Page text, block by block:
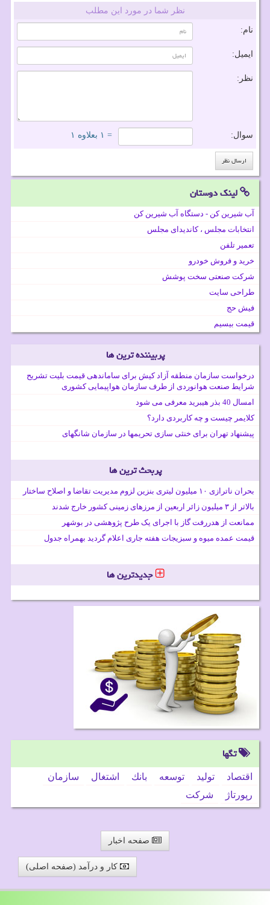
نظر شما در مورد این مطلب
نام:
ایمیل:
نظر:
سوال: = ۱ بعلاوه ۱
لینک دوستان
آب شیرین کن - دستگاه آب شیرین کن
انتخابات مجلس ، کاندیدای مجلس
تعمیر تلفن
خرید و فروش خودرو
شرکت صنعتی سخت پوشش
طراحی سایت
فیش حج
قیمت بیسیم
پربیننده ترین ها
درخواست سازمان منطقه آزاد کیش برای ساماندهی قیمت بلیت تشریح
شرایط صنعت هوانوردی از طرف سازمان هواپیمایی کشوری
امسال 40 بذر هیبرید معرفی می شود
کلایمر چیست و چه کاربردی دارد؟
پیشنهاد تهران برای خنثی سازی تحریمها در سازمان شانگهای
پربحث ترین ها
بحران ناترازی ۱۰ میلیون لیتری بنزین لزوم مدیریت تقاضا و اصلاح ساختار
بالاتر از ۳ میلیون زائر اربعین از مرزهای زمینی کشور خارج شدند
ممانعت از هدررفت گاز با اجرای یک طرح پژوهشی در بوشهر
قیمت عمده میوه و سبزیجات هفته جاری اعلام گردید بهمراه جدول
جدیدترین ها
تگها
اقتصاد تولید توسعه بانك اشتغال
سازمان
رپورتاژ
شركت
صفحه اخبار
کار و درآمد (صفحه اصلی)